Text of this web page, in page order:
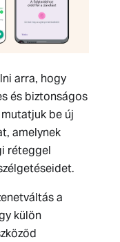
arra, hogy
és biztonságos
be új
amelynek
réteggel
a
külön